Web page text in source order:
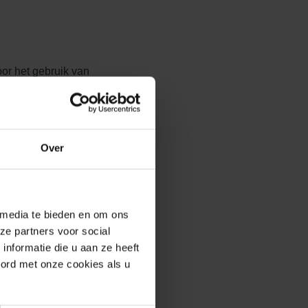
Over
te bieden en om ons
partners voor social
die u aan ze heeft
met onze cookies als u
het gebruik van
de
gebruikt. De
voor een prachtige
sterk en
is
uithardt (het wordt dus